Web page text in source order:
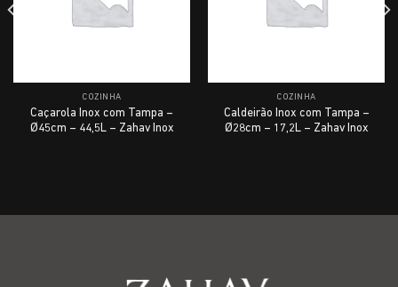
COZINHA
Caçarola Inox com Tampa –
Ø45cm – 44,5L – Zahav Inox
COZINHA
Caldeirão Inox com Tampa –
Ø28cm – 17,2L – Zahav Inox